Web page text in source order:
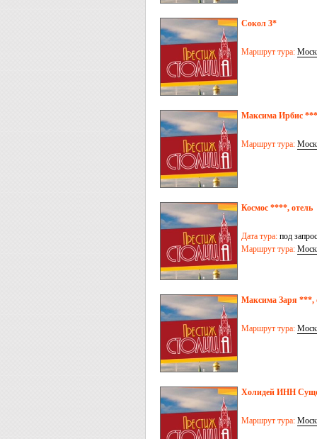
Сокол 3*
Маршрут тура:
Максима Ирбис
Маршрут тура:
Космос ****, отель
Дата тура: под запрос
Маршрут тура:
Максима Заря ***,
Маршрут тура:
Холидей ИНН
Маршрут тура: